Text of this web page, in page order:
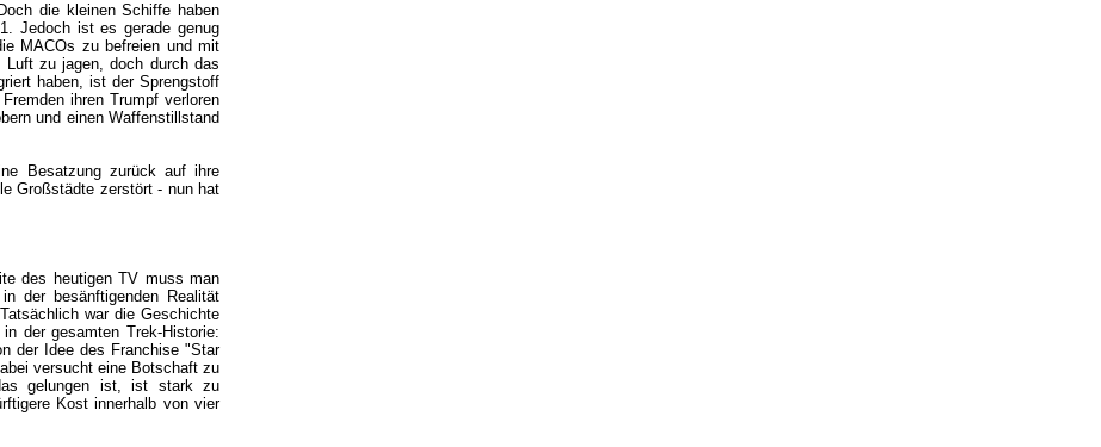
die kleinen Schiffe haben
Jedoch ist es gerade genug
MACOs zu befreien und mit
zu jagen, doch durch das
haben, ist der Sprengstoff
ihren Trumpf verloren
und einen Waffenstillstand
Besatzung zurück auf ihre
Großstädte zerstört - nun hat
des heutigen TV muss man
der besänftigenden Realität
war die Geschichte
der gesamten Trek-Historie:
der Idee des Franchise "Star
versucht eine Botschaft zu
gelungen ist, ist stark zu
Kost innerhalb von vier